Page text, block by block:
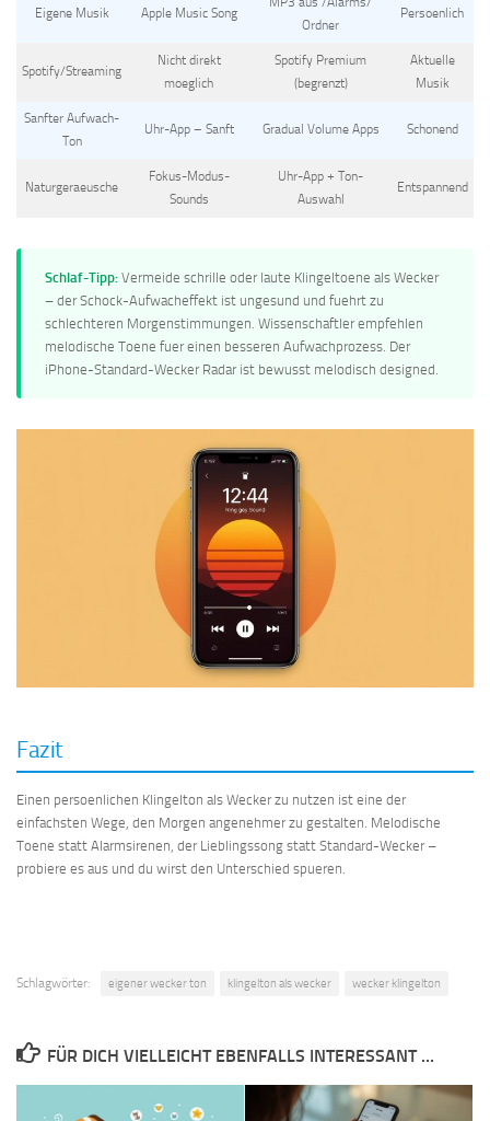
Eigene Musik Apple Music Song
Ordner
Persoenlich
Spotify/Streaming
Nicht direkt
moeglich
Spotify Premium
(begrenzt)
Aktuelle
Musik
Sanfter Aufwach-
Ton
Uhr-App – Sanft Gradual Volume Apps Schonend
Naturgeraeusche
Fokus-Modus-
Sounds
Uhr-App + Ton-
Auswahl
Entspannend
Schlaf-Tipp: Vermeide schrille oder laute Klingeltoene als Wecker
– der Schock-Aufwacheffekt ist ungesund und fuehrt zu
schlechteren Morgenstimmungen. Wissenschaftler empfehlen
melodische Toene fuer einen besseren Aufwachprozess. Der
iPhone-Standard-Wecker Radar ist bewusst melodisch designed.
Fazit
Einen persoenlichen Klingelton als Wecker zu nutzen ist eine der
einfachsten Wege, den Morgen angenehmer zu gestalten. Melodische
Toene statt Alarmsirenen, der Lieblingssong statt Standard-Wecker –
probiere es aus und du wirst den Unterschied spueren.
Schlagwörter: eigener wecker ton klingelton als wecker wecker klingelton
FÜR DICH VIELLEICHT EBENFALLS INTERESSANT …